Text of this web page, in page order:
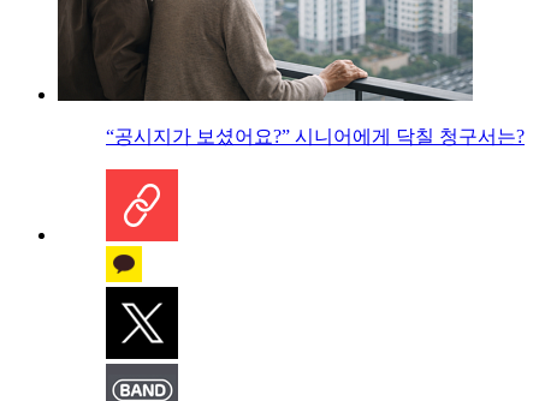
“공시지가 보셨어요?” 시니어에게 닥칠 청구서는?